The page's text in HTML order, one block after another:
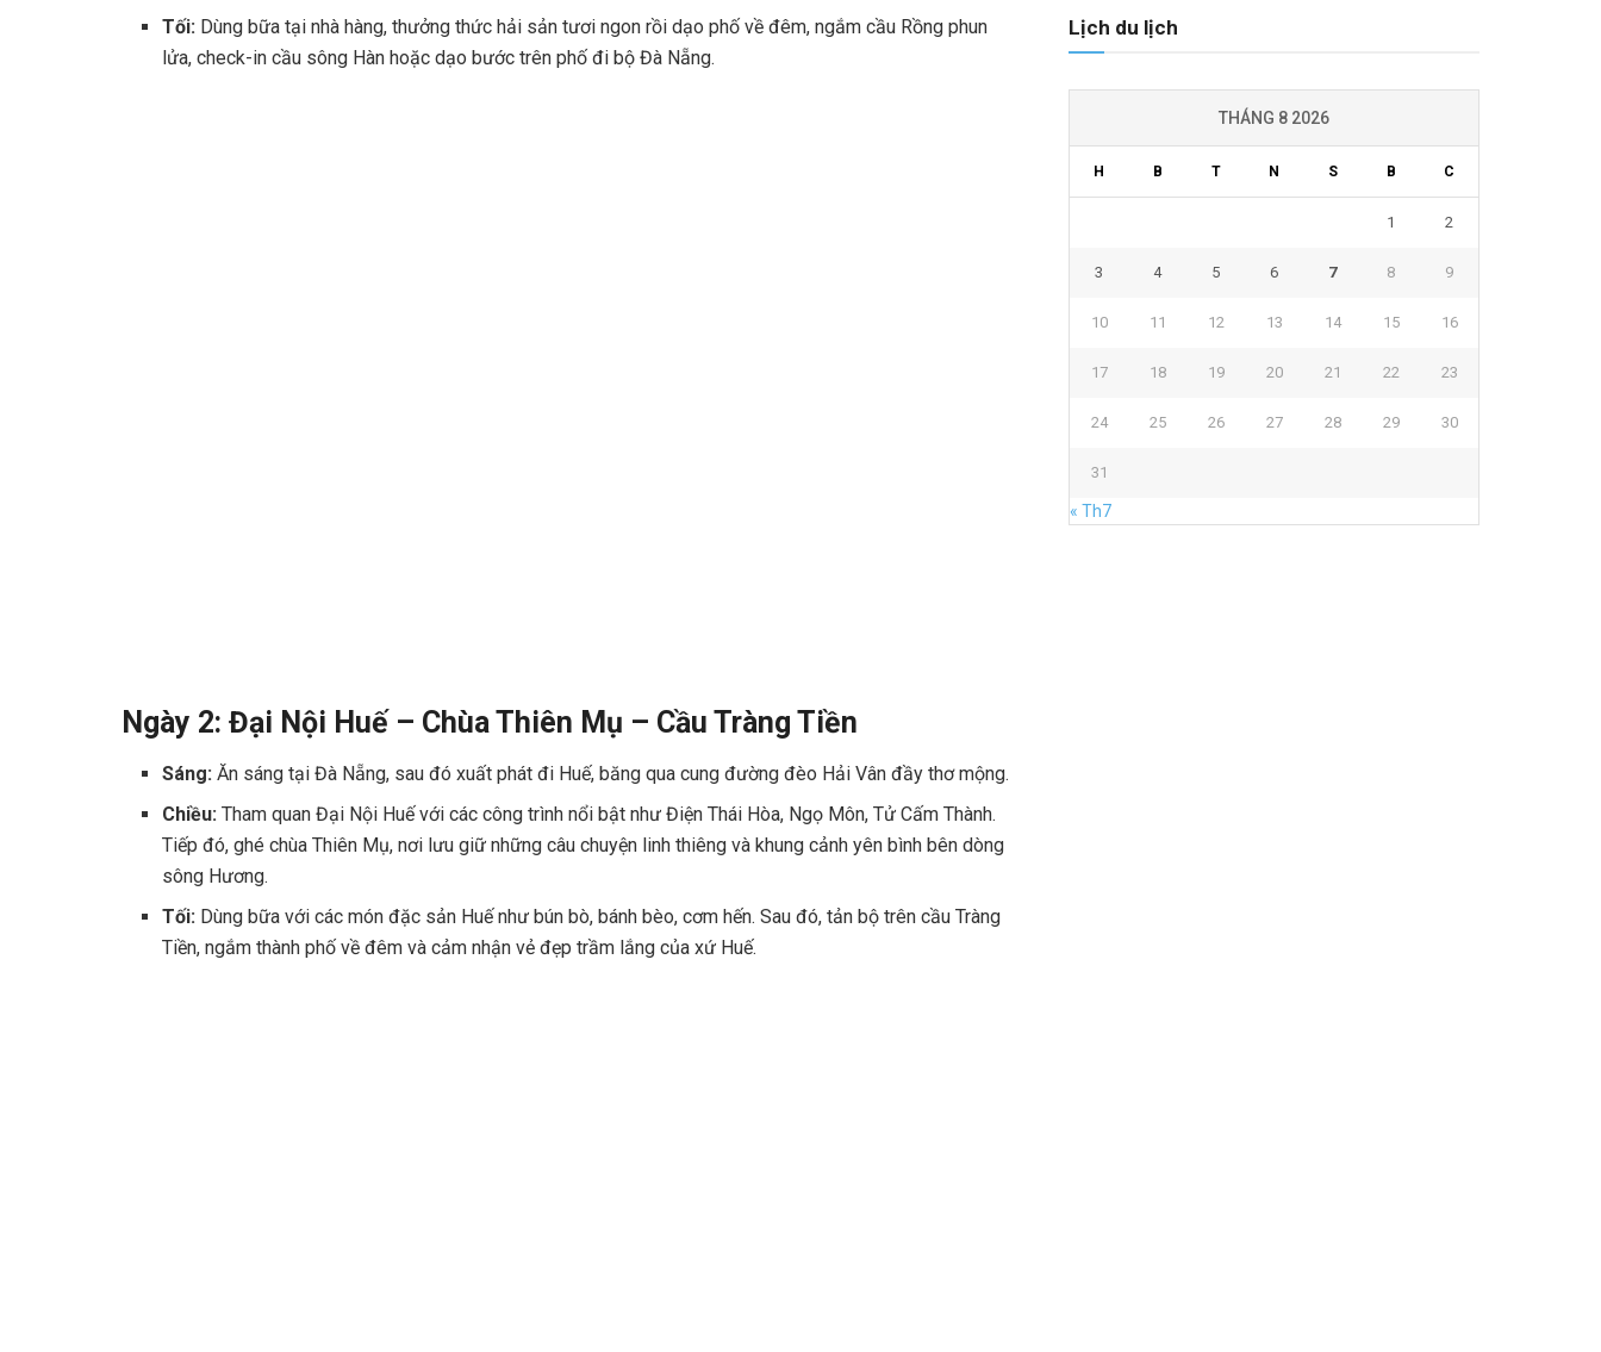
Tối: Dùng bữa tại nhà hàng, thưởng thức hải sản tươi ngon rồi dạo phố về đêm, ngắm cầu Rồng phun
lửa, check-in cầu sông Hàn hoặc dạo bước trên phố đi bộ Đà Nẵng.
Ngày 2: Đại Nội Huế – Chùa Thiên Mụ – Cầu Tràng Tiền
Sáng: Ăn sáng tại Đà Nẵng, sau đó xuất phát đi Huế, băng qua cung đường đèo Hải Vân đầy thơ mộng.
Chiều: Tham quan Đại Nội Huế với các công trình nổi bật như Điện Thái Hòa, Ngọ Môn, Tử Cấm Thành.
Tiếp đó, ghé chùa Thiên Mụ, nơi lưu giữ những câu chuyện linh thiêng và khung cảnh yên bình bên dòng
sông Hương.
Tối: Dùng bữa với các món đặc sản Huế như bún bò, bánh bèo, cơm hến. Sau đó, tản bộ trên cầu Tràng
Tiền, ngắm thành phố về đêm và cảm nhận vẻ đẹp trầm lắng của xứ Huế.
Lịch du lịch
THÁNG 8 2026
H B T N S B C
1 2
3 4 5 6 7 8 9
10 11 12 13 14 15 16
17 18 19 20 21 22 23
24 25 26 27 28 29 30
31
« Th7